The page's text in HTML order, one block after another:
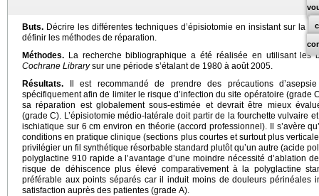
Buts. Décrire les différentes techniques d’épisiotomie en insistant sur la
définir les méthodes de réparation.
Méthodes. La recherche bibliographique a été réalisée en utilisant les
Cochrane Librarysur une période s’étalant de 1980 à août 2005.
Résultats. Il est recommandé de prendre des précautions
spécifiquement afin de limiter le risque d’infection du site opératoire (grade
sa réparation est globalement sous-estimée et devrait être mieux
(grade C). L’épisiotomie médio-latérale doit partir de la fourchette vulvaire
ischiatique sur 6 cm environ en théorie (accord professionnel). Il s’avère
conditions en pratique clinique (sections plus courtes et surtout plus
privilégier un fil synthétique résorbable standard plutôt qu’un autre (acide
polyglactine 910 rapide a l’avantage d’une moindre nécessité d’ablation
risque de déhiscence plus élevé comparativement à la polyglactine
préférable aux points séparés car il induit moins de douleurs périnéales
satisfaction auprès des patientes (grade A).